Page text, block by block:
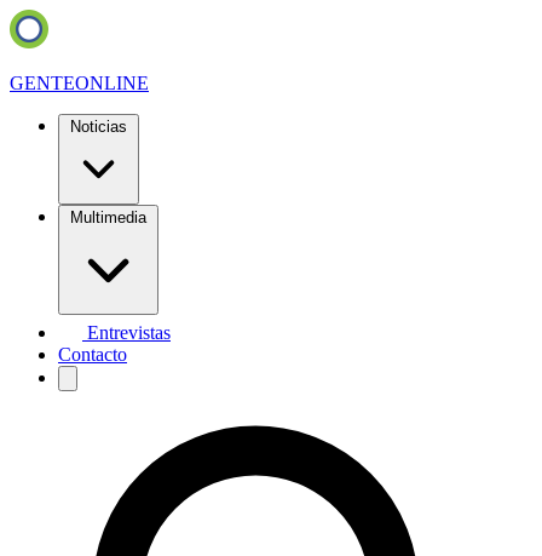
GENTEONLINE
Noticias
Multimedia
Entrevistas
Contacto